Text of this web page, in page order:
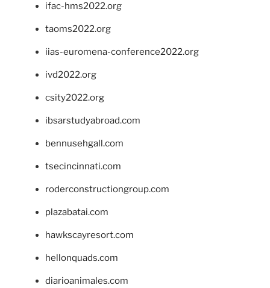
ifac-hms2022.org
taoms2022.org
iias-euromena-conference2022.org
ivd2022.org
csity2022.org
ibsarstudyabroad.com
bennusehgall.com
tsecincinnati.com
roderconstructiongroup.com
plazabatai.com
hawkscayresort.com
hellonquads.com
diarioanimales.com